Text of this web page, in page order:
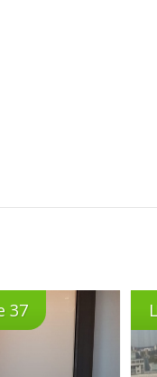
37